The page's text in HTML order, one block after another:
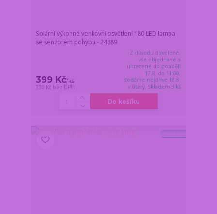
Solární výkonné venkovní osvětlení 180 LED lampa
se senzorem pohybu - 24889
399 Kč/ks
330 Kč bez DPH
Z důvodu dovolené,
vše objednané a
uhrazené do pondělí
17.8. do 11:00,
dodáme nejdříve 18.8.
v úterý. Skladem 3 ks
Do košíku